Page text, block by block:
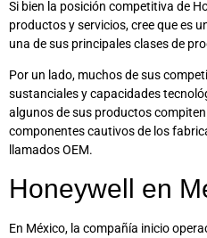
Si bien la posición competitiva de
productos y servicios, cree que es
una de sus principales clases de
Por un lado, muchos de sus
sustanciales y capacidades
algunos de sus productos
componentes cautivos de los
llamados OEM.
Honeywell en
En México, la compañía inicio